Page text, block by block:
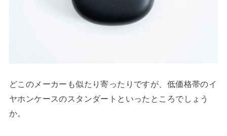
どこのメーカーも似たり寄ったりですが、低価格帯のイ
ヤホンケースのスタンダートといったところでしょう
か。